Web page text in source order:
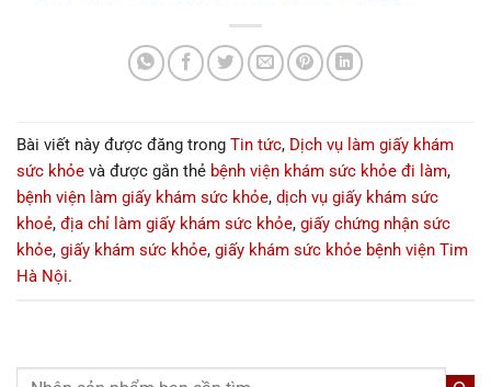
Bài viết này được đăng trong Tin tức, Dịch vụ làm giấy khám
sức khỏe và được gắn thẻ bệnh viện khám sức khỏe đi làm,
bệnh viện làm giấy khám sức khỏe, dịch vụ giấy khám sức
khoẻ, địa chỉ làm giấy khám sức khỏe, giấy chứng nhận sức
khỏe, giấy khám sức khỏe, giấy khám sức khỏe bệnh viện Tim
Hà Nội.